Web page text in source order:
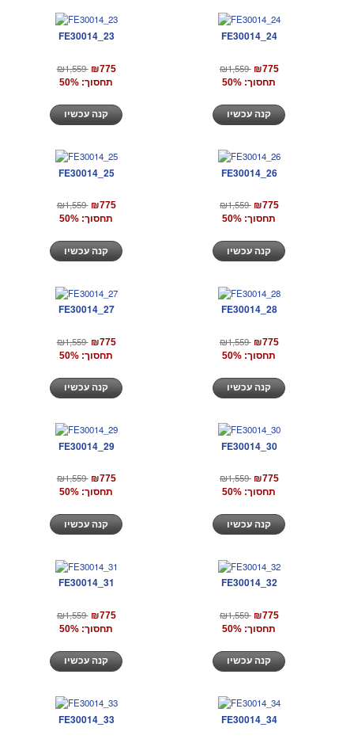
FE30014_23
₪1,559 ₪775
תחסוך: 50%
FE30014_24
₪1,559 ₪775
תחסוך: 50%
FE30014_25
₪1,559 ₪775
תחסוך: 50%
FE30014_26
₪1,559 ₪775
תחסוך: 50%
FE30014_27
₪1,559 ₪775
תחסוך: 50%
FE30014_28
₪1,559 ₪775
תחסוך: 50%
FE30014_29
₪1,559 ₪775
תחסוך: 50%
FE30014_30
₪1,559 ₪775
תחסוך: 50%
FE30014_31
₪1,559 ₪775
תחסוך: 50%
FE30014_32
₪1,559 ₪775
תחסוך: 50%
FE30014_33 FE30014_34